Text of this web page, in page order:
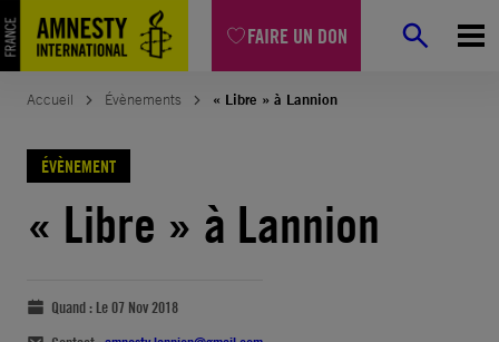
FAIRE UN DON
Accueil Évènements « Libre » à Lannion
ÉVÈNEMENT
« Libre » à Lannion
Quand : Le 07 Nov 2018